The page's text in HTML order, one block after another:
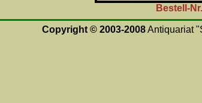
Bestell-
Copyright © 2003-2008Antiquariat